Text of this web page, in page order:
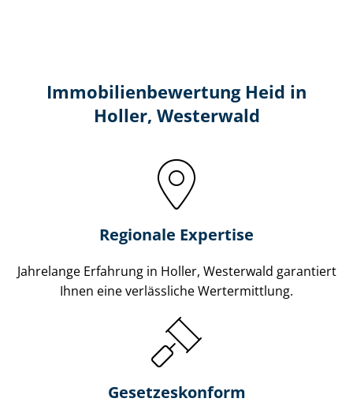
Immobilien­bewertung Heid in
Holler, Westerwald
Regionale Expertise
Jahrelange Erfahrung in Holler, Westerwald garantiert
Ihnen eine verlässliche Wertermittlung.
Gesetzes­konform